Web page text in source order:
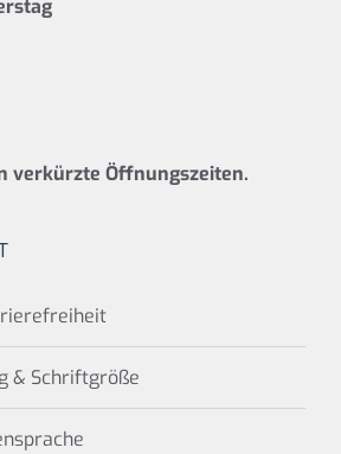
verkürzte Öffnungszeiten.
& Schriftgröße